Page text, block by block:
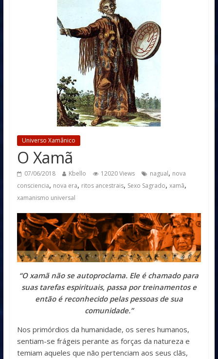
Universo Xamânico
O Xamã
07/06/2018 Kbello 12020 Views nagual, nova
consciencia, nova era, ritos ancestrais, Sexo Sagrado, xamã,
xamanismo universal
“O xamã não se autoproclama. Ele é chamado para
suas tarefas espirituais, passa por treinamentos e
então é reconhecido pelas pessoas de sua
comunidade.”
Nos primórdios da humanidade, os seres humanos,
sentiam-se frágeis perante as forças da natureza e
temiam aqueles que não pertenciam aos seus clãs,